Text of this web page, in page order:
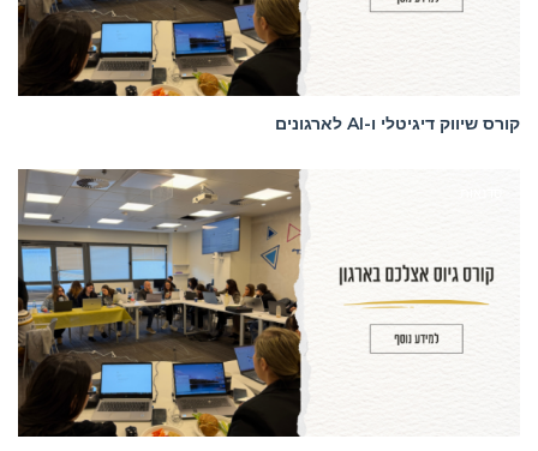
קורס שיווק דיגיטלי ו-AI לארגונים